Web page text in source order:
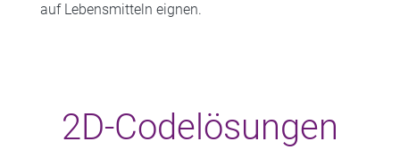
auf Lebensmitteln eignen.
2D-Codelösungen